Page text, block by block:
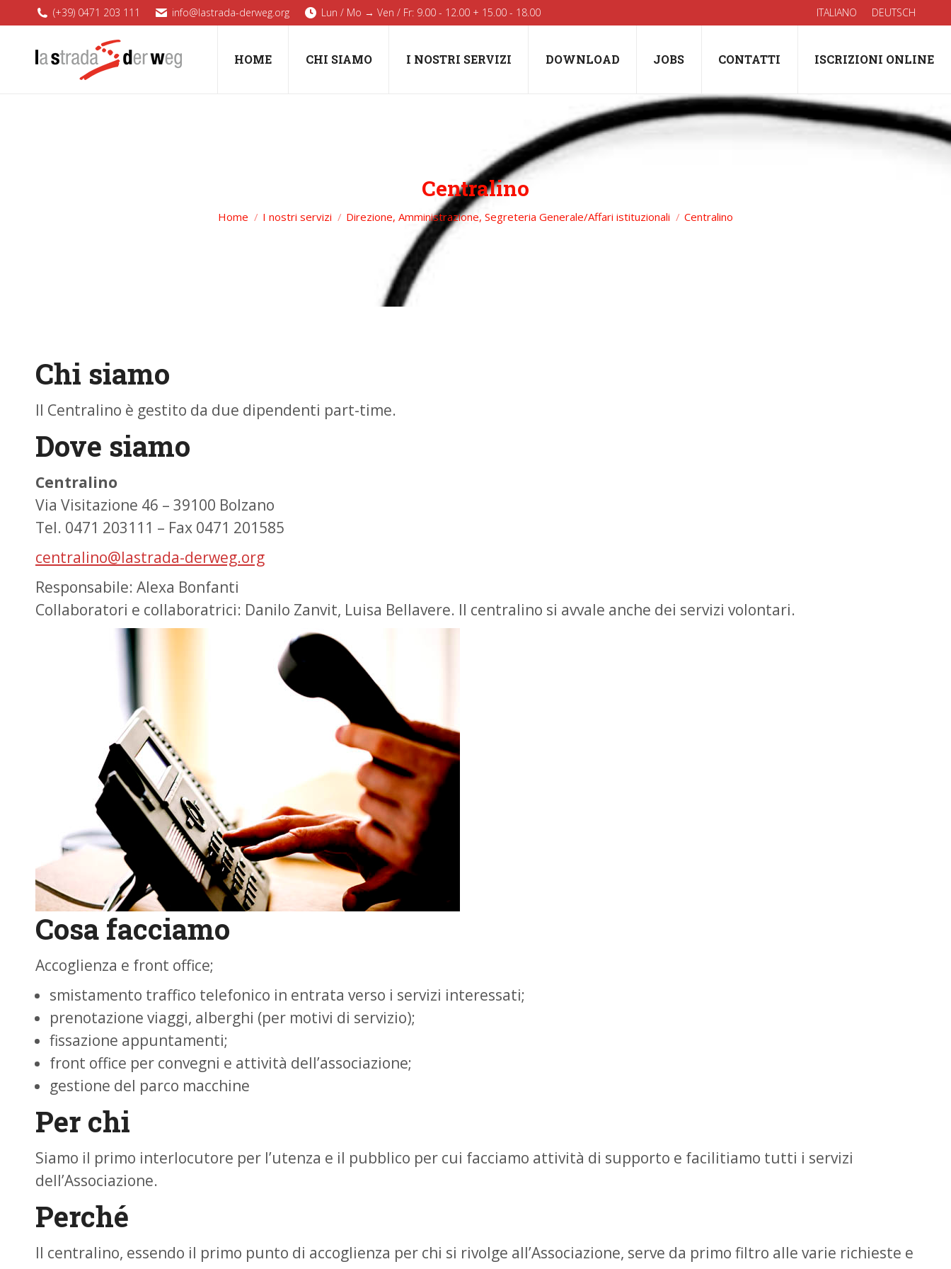
(+39) 0471 203 111 info@lastrada-derweg.org Lun / Mo → Ven / Fr: 9.00 - 12.00 + 15.00 - 18.00 ITALIANO DEUTSCH
HOME CHI SIAMO I NOSTRI SERVIZI DOWNLOAD JOBS CONTATTI ISCRIZIONI ONLINE
Centralino
You are here:
Home I nostri servizi Direzione, Amministrazione, Segreteria Generale/Affari istituzionali Centralino
Chi siamo
Il Centralino è gestito da due dipendenti part-time.
Dove siamo
Centralino
Via Visitazione 46 – 39100 Bolzano
Tel. 0471 203111 – Fax 0471 201585
centralino@lastrada-derweg.org
Responsabile: Alexa Bonfanti
Collaboratori e collaboratrici: Danilo Zanvit, Luisa Bellavere. Il centralino si avvale anche dei servizi volontari.
Cosa facciamo
Accoglienza e front office;
smistamento traffico telefonico in entrata verso i servizi interessati;
prenotazione viaggi, alberghi (per motivi di servizio);
fissazione appuntamenti;
front office per convegni e attività dell’associazione;
gestione del parco macchine
Per chi
Siamo il primo interlocutore per l’utenza e il pubblico per cui facciamo attività di supporto e facilitiamo tutti i servizi
dell’Associazione.
Perché
Il centralino, essendo il primo punto di accoglienza per chi si rivolge all’Associazione, serve da primo filtro alle varie richieste e